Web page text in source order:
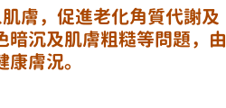
膚，促進老化角質代謝及
沉及肌膚粗糙等問題，由
膚況。